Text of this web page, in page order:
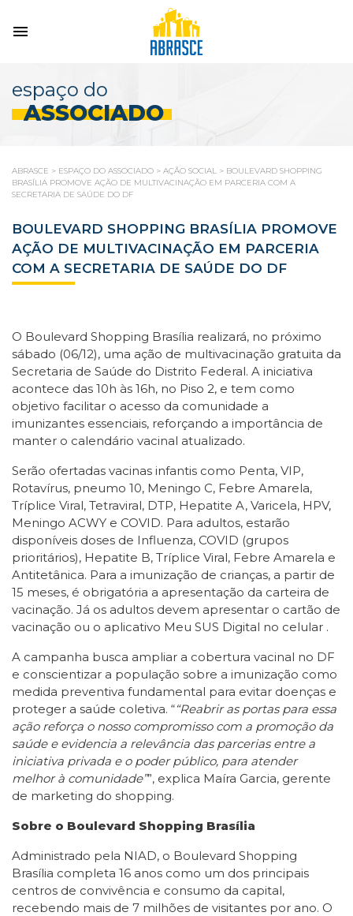
espaço do
ASSOCIADO
ABRASCE > ESPAÇO DO ASSOCIADO > AÇÃO SOCIAL > BOULEVARD SHOPPING
BRASÍLIA PROMOVE AÇÃO DE MULTIVACINAÇÃO EM PARCERIA COM A
SECRETARIA DE SAÚDE DO DF
BOULEVARD SHOPPING BRASÍLIA PROMOVE
AÇÃO DE MULTIVACINAÇÃO EM PARCERIA
COM A SECRETARIA DE SAÚDE DO DF
O Boulevard Shopping Brasília realizará, no próximo
sábado (06/12), uma ação de multivacinação gratuita da
Secretaria de Saúde do Distrito Federal. A iniciativa
acontece das 10h às 16h, no Piso 2, e tem como
objetivo facilitar o acesso da comunidade a
imunizantes essenciais, reforçando a importância de
manter o calendário vacinal atualizado.
Serão ofertadas vacinas infantis como Penta, VIP,
Rotavírus, pneumo 10, Meningo C, Febre Amarela,
Tríplice Viral, Tetraviral, DTP, Hepatite A, Varicela, HPV,
Meningo ACWY e COVID. Para adultos, estarão
disponíveis doses de Influenza, COVID (grupos
prioritários), Hepatite B, Tríplice Viral, Febre Amarela e
Antitetânica. Para a imunização de crianças, a partir de
15 meses, é obrigatória a apresentação da carteira de
vacinação. Já os adultos devem apresentar o cartão de
vacinação ou o aplicativo Meu SUS Digital no celular .
A campanha busca ampliar a cobertura vacinal no DF
e conscientizar a população sobre a imunização como
medida preventiva fundamental para evitar doenças e
proteger a saúde coletiva. ““Reabrir as portas para essa
ação reforça o nosso compromisso com a promoção da
saúde e evidencia a relevância das parcerias entre a
iniciativa privada e o poder público, para atender
melhor à comunidade””, explica Maíra Garcia, gerente
de marketing do shopping.
Sobre o Boulevard Shopping Brasília
Administrado pela NIAD, o Boulevard Shopping
Brasília completa 16 anos como um dos principais
centros de convivência e consumo da capital,
recebendo mais de 7 milhões de visitantes por ano. O